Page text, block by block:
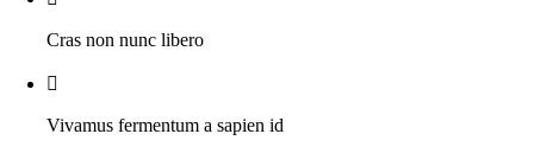
Cras non nunc libero
Vivamus fermentum a sapien id